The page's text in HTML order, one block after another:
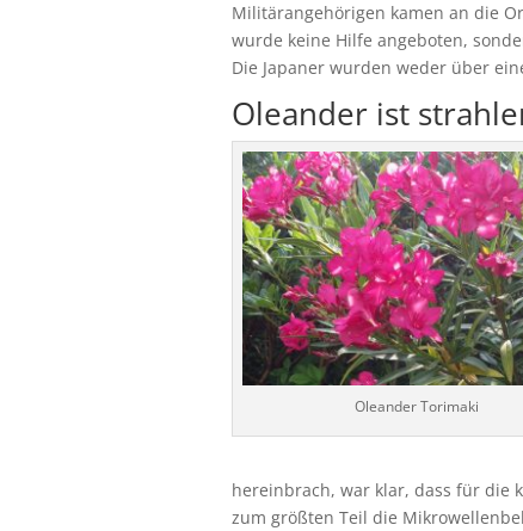
Militärangehörigen kamen an die
wurde keine Hilfe angeboten,
Die Japaner wurden weder über
Oleander ist
Oleander Torimaki
hereinbrach, war klar, dass für die
zum größten Teil die